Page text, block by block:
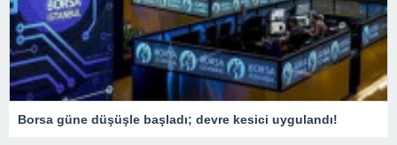
Borsa güne düşüşle başladı; devre kesici uygulandı!